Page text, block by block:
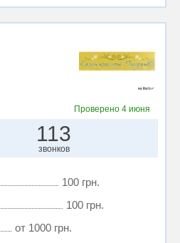
Проверено4 июня
113
звонков
100 грн.
100 грн.
от 1000 грн.